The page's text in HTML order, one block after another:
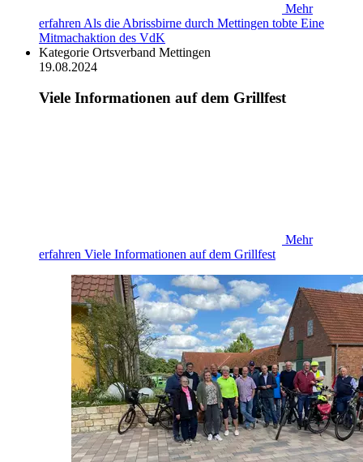
Mehr
erfahren Als die Abrissbirne durch Mettingen tobte Eine
Mitmachaktion des VdK
Kategorie Ortsverband Mettingen
19.08.2024
Viele Informationen auf dem Grillfest
Mehr
erfahren Viele Informationen auf dem Grillfest